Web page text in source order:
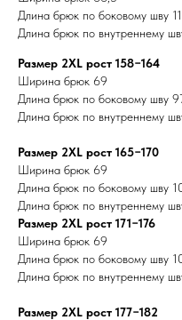
Длина брюк по боковому шву
Длина брюк по внутреннему
Размер 2ХL рост 158−164
Ширина брюк 69
Длина брюк по боковому шву
Длина брюк по внутреннему
Размер 2ХL рост 165−170
Ширина брюк 69
Длина брюк по боковому шву
Длина брюк по внутреннему
Размер 2ХL рост 171−176
Ширина брюк 69
Длина брюк по боковому шву
Длина брюк по внутреннему
Размер 2ХL рост 177−182